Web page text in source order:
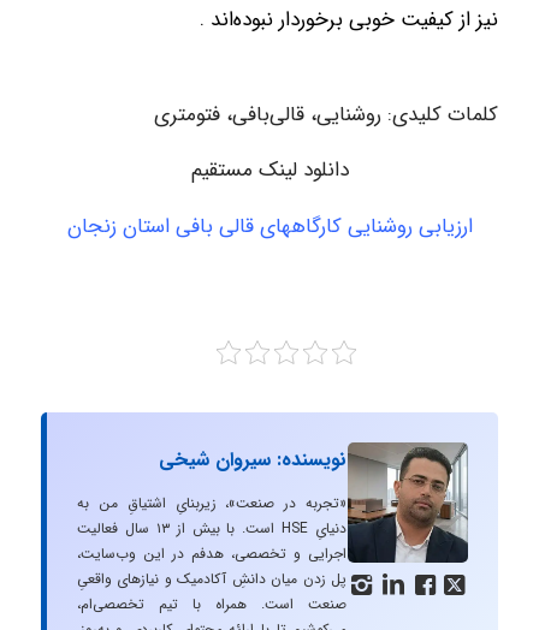
نیز از کیفیت خوبی برخوردار نبوده‌اند .
کلمات کلیدی: روشنایی، قالی‌بافی، فتومتری
دانلود لینک مستقیم
ارزیابی روشنایی کارگاههای قالی بافی استان زنجان
   
نویسنده: سیروان شیخی
«تجربه در صنعت»، زیربنایِ اشتیاقِ من به
دنیایِ HSE است. با بیش از ۱۳ سال فعالیت
اجرایی و تخصصی، هدفم در این وب‌سایت،
پل زدن میان دانشِ آکادمیک و نیازهای واقعیِ
صنعت است. همراه با تیم تخصصی‌ام،